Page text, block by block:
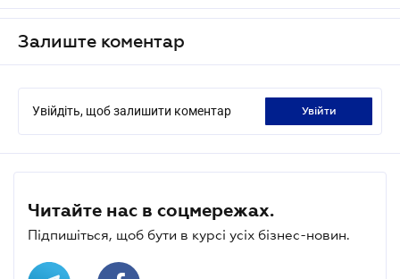
Залиште коментар
Увійдіть, щоб залишити коментар увійти
Читайте нас в соцмережах.
Підпишіться, щоб бути в курсі усіх бізнес-новин.